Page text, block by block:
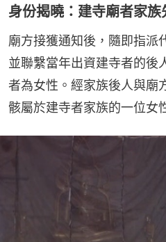
身份揭曉：建寺廟者家族
廟方接獲通知後，隨即指派
並聯繫當年出資建寺者的後
者為女性。經家族後人與廟
骸屬於建寺者家族的一位女